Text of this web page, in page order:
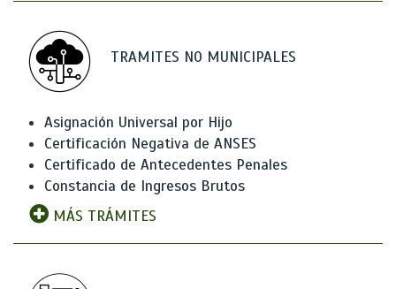
TRAMITES NO MUNICIPALES
Asignación Universal por Hijo
Certificación Negativa de ANSES
Certificado de Antecedentes Penales
Constancia de Ingresos Brutos
MÁS TRÁMITES